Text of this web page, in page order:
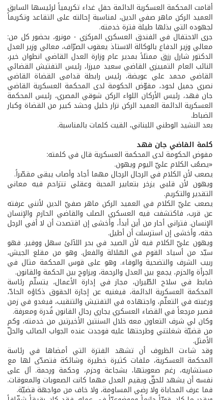
أقامت المحكمة العسكرية الدائمة حفل غداء تكريمياً لرئيسها السابق
العميد الركن ماهر صفي الدين، لمناسبة إحالته على التقاعد وتكريماً
لجهوده التي بذلها طيلة فترة خدمته.
جرى الاحتفال في الفندق العسكري المركزي - مونرو، بحضور كل من:
معالي وزير الدفاع بالوكالة الاستاذ يعقوب الصرّاف، معالي وزير العدل
الدكتور شارل رزق ممثلاً بمدير عام وزارة العدل القاضي انطوان خير،
النائب العام التمييزي القاضي سعيد ميرزا، رئيس التفتيش القضائي
القاضي محمد علي عويضة، رئيس رابطة قدامى القضاة القاضي
نصري جميل لحود، مفوّض الحكومة لدى المحكمة العسكرية القاضي
جان فهد، رئيس الأركان اللواء الركن شوقي المصري، رئيس المحكمة
العسكرية الدائمة العميد الركن نزار خليل وحشد كبير من القضاة وكبار
الضباط.
بعد النشيد الوطني اللبناني، القيت كلمات بالمناسبة.
كلمة القاضي جان فهد
مفوض الحكومة لدى المحكمة العسكرية قال في كلمته:
«يصعُب الكلام عليّ اليوم ويهون.
يصعب لأن الكلام في الرجال الرجال مهما أجاد وأصاب يبقى مقصّراً.
ويهون لأن قلبي يزخر بتعابير المحبة وعقلي تتزاحم فيه معاني
التقدير والتكريم.
يصعب عليّ الكلام في العميد الركن ماهر صفيّ الدين لأنني عرفته
عن قرب، فاكتشفت فيه العسكري الصلب والقاضي الحازم والإنسان
الإنسان. فتراني أحار من أين أبدأ، وأخشى إن اقتصدت أن لا أفي الرجل
حقه، وأخشى إن استرسلت أن أطيل.
ويهون عليّ الكلام فيه لأن الصيد في بحر اللآلئ سهل ووفير. فهو
سيّد من أسياد القوم في السّلالة والفعل. وهو من مقلع الجيش،
ربيب الشرف والتضحية والوفاء. وهو على قوس المحكمة مثال في
الجرأة والحزم، يجمع بين العدل والرحمة، ويزاوج بين الحكمة والقانون.
ضابط في سلاح الطّيران، مجاز في إدارة الأعمال، يتسلّم رئاسة
المحكمة العسكرية الدائمة، فيغنيه عن إجازة الحقوق ذكاؤه الحادّ،
ورغبته في التعلّم، واجتهاده في التفتيش والتنقيب، فيغدو في زمن
قصير مرجعاً في القضاء العسكري يجاري رجال القانون قُدرة ومعرفة.
وكان لي شرف التعاون معه خلال السنتين الأخيرتين من خدمته، وكم
من قضيّة شغلتني وطرحتها عليه فوجدت عنده الجواب الصائب والحلّ
الأمثل.
وقد شاءت الظروف أن تشهد الفترة التي أمضاها في رئاسة
المحكمة العسكرية، ملفات كثيرة خطيرة وشائكة فتصدّى لها مع
مستشاريه، رغم صعوبتها، بشجاعة وحزم، وحكمة ورحمة. آل على
نفسه أن يشهد للحقّ ويقيم العدل مهما كانت الصعوبات والمعوقات.
فما عرف المحاباة ولا رضي المساومة، ولا خاف من مواجهة قضيّة.